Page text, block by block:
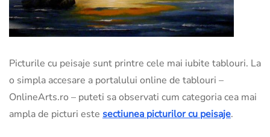
Picturile cu peisaje sunt printre cele mai iubite tablouri. La
o simpla accesare a portalului online de tablouri –
OnlineArts.ro – puteti sa observati cum categoria cea mai
ampla de picturi este sectiunea picturilor cu peisaje.